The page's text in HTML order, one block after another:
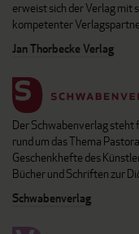
erweist sich der Verlag mit
kompetenter
Jan Thorbecke Verlag
Der Schwabenverlag
rund um das Thema
Geschenkhefte des
Bücher und Schriften zur
Schwabenverlag